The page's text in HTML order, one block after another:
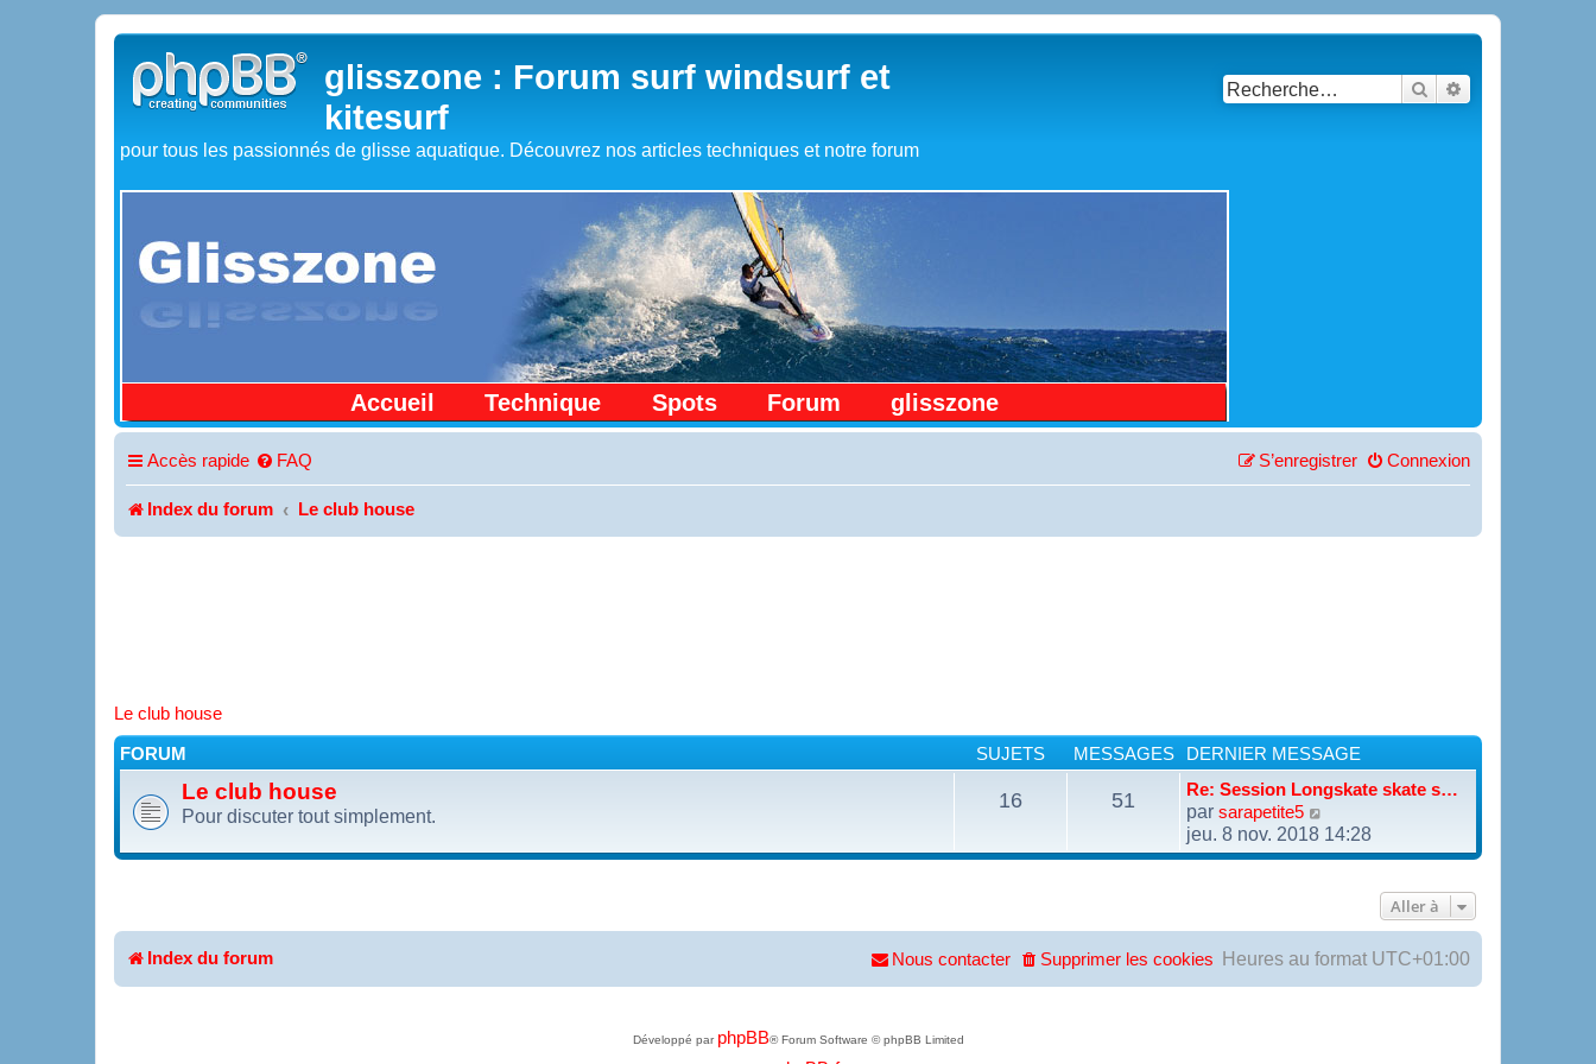
glisszone : Forum surf windsurf et
kitesurf
pour tous les passionnés de glisse aquatique. Découvrez nos articles techniques et notre forum
Accueil Technique Spots Forum glisszone
Rechercher
Accès rapide FAQ Connexion
S’enregistrer
Index du forum Le club house
Le club house
FORUM SUJETS MESSAGES DERNIER MESSAGE
Le club house
Pour discuter tout simplement.
16 51 Re: Session Longskate skate s…
par sarapetite5
o
i
r
jeu. 8 nov. 2018 14:28
Aller à
Index du forum Heures au format UTC+01:00
Supprimer les cookies
Nous contacter
Développé par phpBB® Forum Software © phpBB Limited